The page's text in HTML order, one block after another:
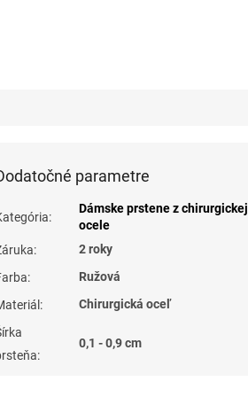
parametre
:
Dámske prstene z chirurgickej
ocele
:
2 roky
:
Ružová
:
Chirurgická oceľ
:
0,1 - 0,9 cm